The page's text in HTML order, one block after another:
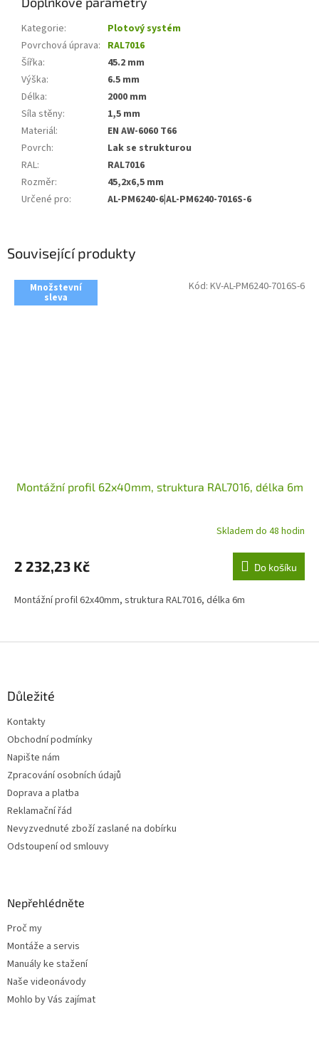
Související produkty
Množstevní
sleva
Montážní profil 62x40mm, struktura RAL7016, délka 6m
Skladem do 48 hodin
2 232,23 Kč Do košíku
Montážní profil 62x40mm, struktura RAL7016, délka 6m
Kód: KV-AL-PM6240-7016S-6
Kategorie:
Plotový systém
Povrchová úprava: RAL7016
Šířka:
45.2 mm
Výška:
6.5 mm
Délka:
2000 mm
Síla stěny:
1,5 mm
Materiál:
EN AW-6060 T66
Povrch:
Lak se strukturou
RAL:
RAL7016
Rozměr:
45,2x6,5 mm
Určené pro: AL-PM6240-6|AL-PM6240-7016S-6
Důležité
Kontakty
Obchodní podmínky
Napište nám
Zpracování osobních údajů
Doprava a platba
Reklamační řád
Nevyzvednuté zboží zaslané na dobírku
Odstoupení od smlouvy
Nepřehlédněte
Proč my
Montáže a servis
Manuály ke stažení
Naše videonávody
Mohlo by Vás zajímat